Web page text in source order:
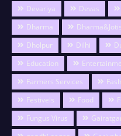
Devariya
Devas
Dharma
Dholpur
Dilhi
Education
Farmers Services
Festivels
Food
Fungus Virus